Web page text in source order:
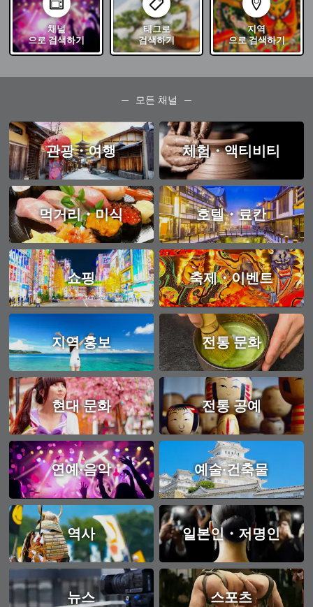
채널
으로 검색하기
태그로
검색하기
지역
으로 검색하기
모든 채널
관광・여행 체험・액티비티
먹거리・미식 호텔・료칸
쇼핑 축제・이벤트
지역 홍보 전통 문화
현대 문화 전통 공예
연예·음악 예술·건축물
역사 일본인・저명인
뉴스 스포츠